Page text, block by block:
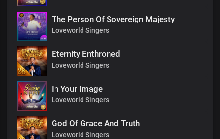
The Person Of Sovereign Majesty
Loveworld Singers
Eternity Enthroned
Loveworld Singers
In Your Image
Loveworld Singers
God Of Grace And Truth
Loveworld Singers